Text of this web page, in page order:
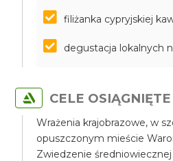
filiżanka cypryjskiej
degustacja lokalnych
CELE OSIĄGNIĘTE
Wrażenia krajobrazowe, w
opuszczonym mieście
Zwiedzenie